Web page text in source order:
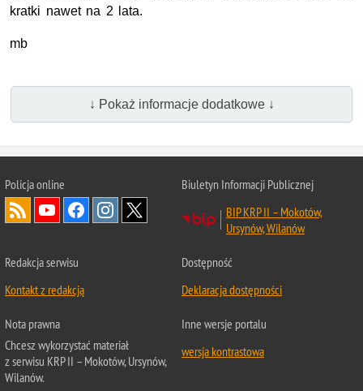
kratki nawet na 2 lata.
mb
↓ Pokaż informacje dodatkowe ↓
Policja online
Biuletyn Informacji Publicznej
BIP KRP II – Mokotów,
Ursynów, Wilanów
Redakcja serwisu
Kontakt z redakcją
Dostępność
Deklaracja dostępności
Nota prawna
Chcesz wykorzystać materiał
z serwisu KRP II – Mokotów, Ursynów,
Wilanów.
Inne wersje portalu
wersja kontrastowa